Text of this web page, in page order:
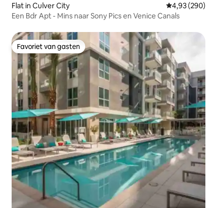
Flat in Culver City Gemiddelde
4,93 (290)
Een Bdr Apt - Mins naar Sony Pics en Venice Canals
Favoriet van gasten
Favoriet van gasten